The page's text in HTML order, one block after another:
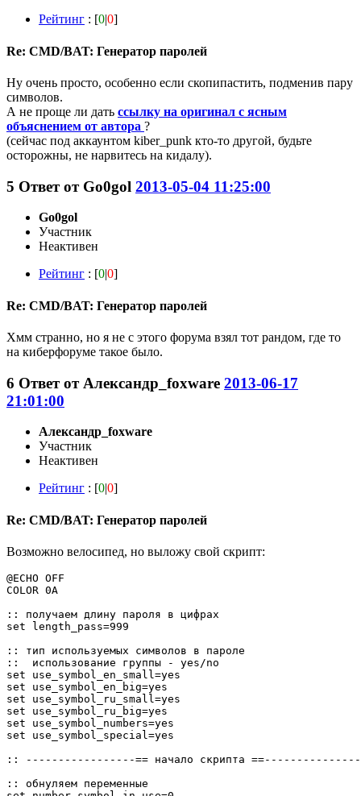
Рейтинг : [0|0]
Re: CMD/BAT: Генератор паролей
Ну очень просто, особенно если скопипастить, подменив пару
символов.
А не проще ли дать ссылку на оригинал с ясным
объяснением от автора ?
(сейчас под аккаунтом kiber_punk кто-то другой, будьте
осторожны, не нарвитесь на кидалу).
5 Ответ от Go0gol 2013-05-04 11:25:00
Go0gol
Участник
Неактивен
Рейтинг : [0|0]
Re: CMD/BAT: Генератор паролей
Хмм странно, но я не с этого форума взял тот рандом, где то
на киберфоруме такое было.
6 Ответ от Александр_foxware 2013-06-17
21:01:00
Александр_foxware
Участник
Неактивен
Рейтинг : [0|0]
Re: CMD/BAT: Генератор паролей
Возможно велосипед, но выложу свой скрипт:
@ECHO OFF
COLOR 0A
:: получаем длину пароля в цифрах
set length_pass=999
:: тип используемых символов в пароле
::  использование группы - yes/no
set use_symbol_en_small=yes
set use_symbol_en_big=yes
set use_symbol_ru_small=yes
set use_symbol_ru_big=yes
set use_symbol_numbers=yes
set use_symbol_special=yes
:: -----------------== начало скрипта
:: обнуляем переменные